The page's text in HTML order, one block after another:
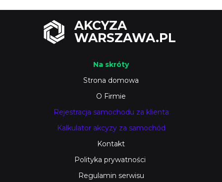
AKCYZA
WARSZAWA.PL
Na skróty
Strona domowa
O Firmie
Rejestracja samochodu za klienta
Kalkulator akcyzy za samochód
Kontakt
Polityka prywatności
Regulamin serwisu